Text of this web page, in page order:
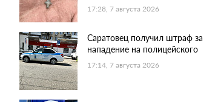
17:28, 7 августа 2026
Саратовец получил штраф за
нападение на полицейского
17:14, 7 августа 2026